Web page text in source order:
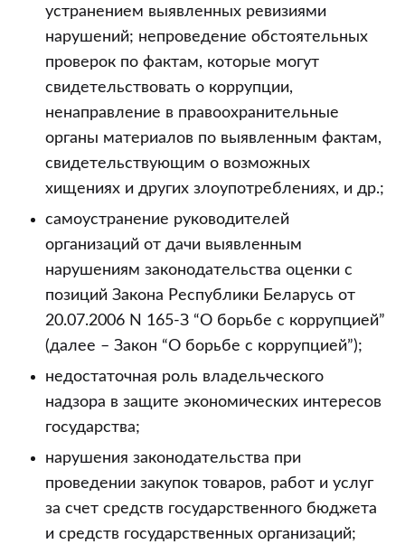
устранением выявленных ревизиями
нарушений; непроведение обстоятельных
проверок по фактам, которые могут
свидетельствовать о коррупции,
ненаправление в правоохранительные
органы материалов по выявленным фактам,
свидетельствующим о возможных
хищениях и других злоупотреблениях, и др.;
самоустранение руководителей
организаций от дачи выявленным
нарушениям законодательства оценки с
позиций Закона Республики Беларусь от
20.07.2006 N 165-З “О борьбе с коррупцией”
(далее – Закон “О борьбе с коррупцией”);
недостаточная роль владельческого
надзора в защите экономических интересов
государства;
нарушения законодательства при
проведении закупок товаров, работ и услуг
за счет средств государственного бюджета
и средств государственных организаций;